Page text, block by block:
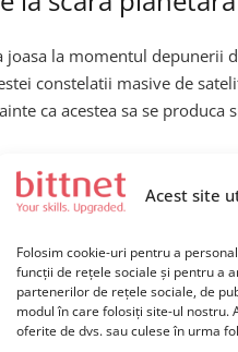
Acest site
Folosim cookie-uri pentru a
funcții de rețele sociale și pentru a
partenerilor de rețele sociale, de
modul în care folosiți site-ul nostru.
oferite de dvs. sau culese în urma
joasa la momentul
constelatii masive de
ca acestea sa se
ca pe o
a trimite datele inapoi
si companii private care
fundament